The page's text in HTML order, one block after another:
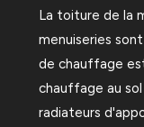
La toiture de la
menuiseries
de chauffage
chauffage au
radiateurs